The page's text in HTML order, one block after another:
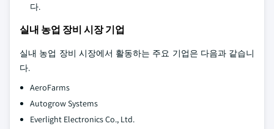
다.
실내 농업 장비 시장 기업
실내 농업 장비 시장에서 활동하는 주요 기업은 다음과 같습니
다.
AeroFarms
Autogrow Systems
Everlight Electronics Co., Ltd.